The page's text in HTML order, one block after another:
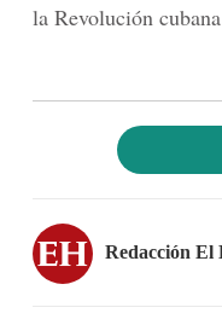
la Revolución
Redacción El